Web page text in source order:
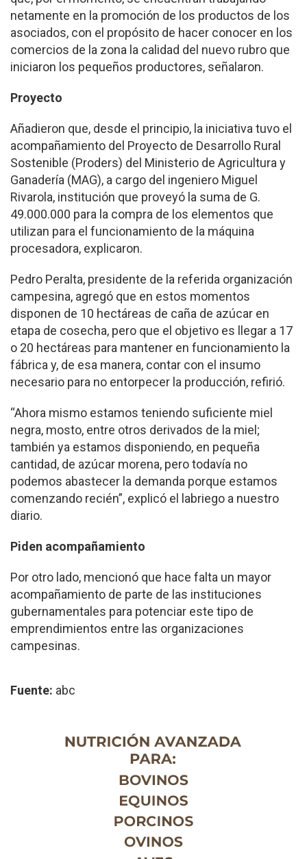
netamente en la promoción de los productos de los
asociados, con el propósito de hacer conocer en los
comercios de la zona la calidad del nuevo rubro que
iniciaron los pequeños productores, señalaron.
Proyecto
Añadieron que, desde el principio, la iniciativa tuvo el
acompañamiento del Proyecto de Desarrollo Rural
Sostenible (Proders) del Ministerio de Agricultura y
Ganadería (MAG), a cargo del ingeniero Miguel
Rivarola, institución que proveyó la suma de G.
49.000.000 para la compra de los elementos que
utilizan para el funcionamiento de la máquina
procesadora, explicaron.
Pedro Peralta, presidente de la referida organización
campesina, agregó que en estos momentos
disponen de 10 hectáreas de caña de azúcar en
etapa de cosecha, pero que el objetivo es llegar a 17
o 20 hectáreas para mantener en funcionamiento la
fábrica y, de esa manera, contar con el insumo
necesario para no entorpecer la producción, refirió.
“Ahora mismo estamos teniendo suficiente miel
negra, mosto, entre otros derivados de la miel;
también ya estamos disponiendo, en pequeña
cantidad, de azúcar morena, pero todavía no
podemos abastecer la demanda porque estamos
comenzando recién”, explicó el labriego a nuestro
diario.
Piden acompañamiento
Por otro lado, mencionó que hace falta un mayor
acompañamiento de parte de las instituciones
gubernamentales para potenciar este tipo de
emprendimientos entre las organizaciones
campesinas.
Fuente: abc